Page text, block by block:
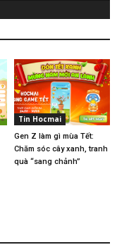
Tin Hocmai
Gen Z làm gì mùa Tết:
Chăm sóc cây xanh, tranh
quà “sang chảnh”